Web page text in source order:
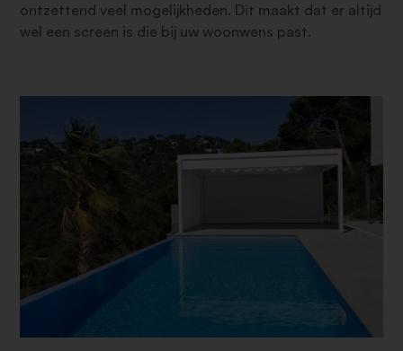
ontzettend veel mogelijkheden. Dit maakt dat er altijd
wel een screen is die bij uw woonwens past.